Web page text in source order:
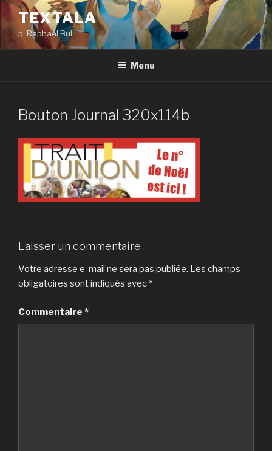
Aller
au
contenu
principal
TEXTALA
p. Raphaël Bui
Menu
Bouton Journal 320x114b
Laisser un commentaire
Votre adresse e-mail ne sera pas publiée. Les champs
obligatoires sont indiqués avec *
Commentaire *